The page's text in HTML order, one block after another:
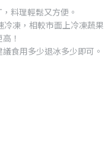
料理輕鬆又方便。
凍，相較市面上冷凍蔬果
！
食用多少退冰多少即可。